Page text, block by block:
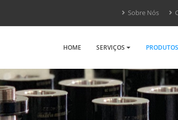
Sobre Nós
HOME SERVIÇOS PRODUTOS